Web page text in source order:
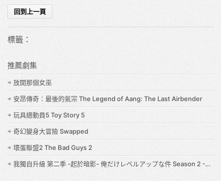
標籤：
推薦劇集
放開那個女巫
安昂傳奇：最後的氣宗 The Legend of Aang: The Last Airbender
玩具總動員5 Toy Story 5
奇幻變身大冒險 Swapped
壞蛋聯盟2 The Bad Guys 2
我獨自升級 第二季 -起於暗影- 俺だけレベルアップな件 Season 2 -Arise from the Shadow-